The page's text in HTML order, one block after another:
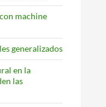
machine
generalizados
en la
las